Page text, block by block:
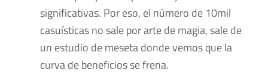
significativas. Por eso, el número de 10mil
casuísticas no sale por arte de magia, sale de
un estudio de meseta donde vemos que la
curva de beneficios se frena.